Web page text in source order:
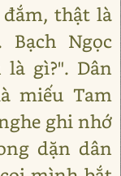
thật là
Ngọc
gì?". Dân
miếu Tam
ghi nhớ
dặn dân